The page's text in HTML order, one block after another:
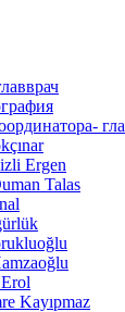
Ergen
Talas
Kayıpmaz